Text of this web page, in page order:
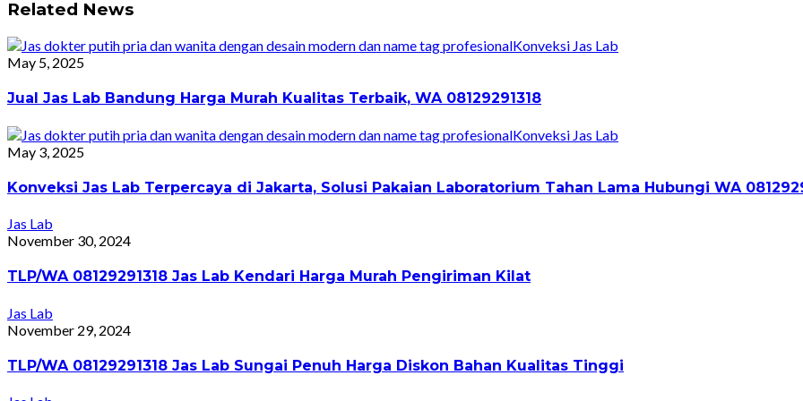
Related News
Konveksi Jas Lab
May 5, 2025
Jual Jas Lab Bandung Harga Murah Kualitas Terbaik, WA 08129291318
Konveksi Jas Lab
May 3, 2025
Konveksi Jas Lab Terpercaya di Jakarta, Solusi Pakaian Laboratorium Tahan Lama Hubungi WA
Jas Lab
November 30, 2024
TLP/WA 08129291318 Jas Lab Kendari Harga Murah Pengiriman Kilat
Jas Lab
November 29, 2024
TLP/WA 08129291318 Jas Lab Sungai Penuh Harga Diskon Bahan Kualitas Tinggi